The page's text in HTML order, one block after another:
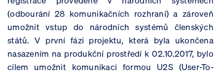
(odbourání 28 komunikačních rozhraní) a zároveň
umožnit vstup do národních systémů členských
států. V první fázi projektu, která byla ukončena
nasazením na produkční prostředí k 02.10.2017, bylo
cílem umožnit komunikaci formou U2S (User-To-